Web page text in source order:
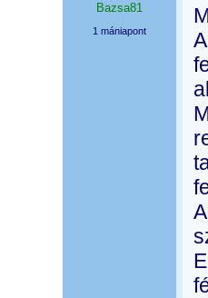
Bazsa81
1 mániapont